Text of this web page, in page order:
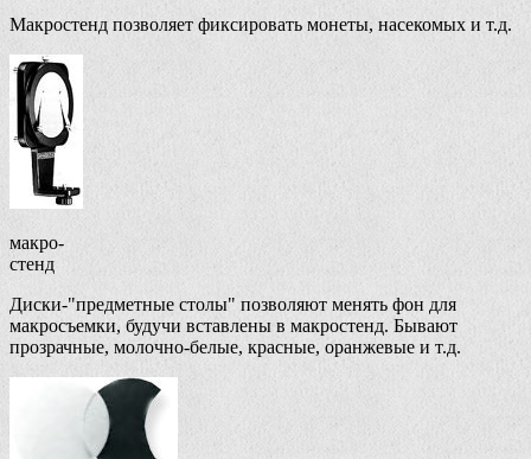
Макростенд позволяет фиксировать монеты, насекомых и т.д.
макро-
стенд
Диски-"предметные столы" позволяют менять фон для
макросъемки, будучи вставлены в макростенд. Бывают
прозрачные, молочно-белые, красные, оранжевые и т.д.